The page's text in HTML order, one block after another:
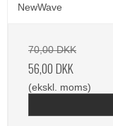
NewWave
70,00 DKK
56,00 DKK
(ekskl. moms)